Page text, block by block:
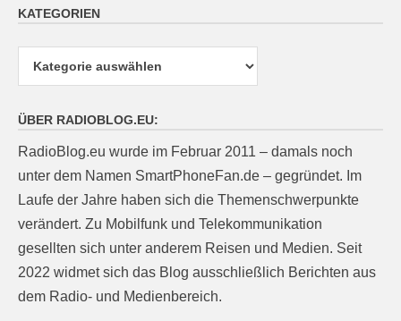
KATEGORIEN
ÜBER RADIOBLOG.EU:
RadioBlog.eu wurde im Februar 2011 – damals noch
unter dem Namen SmartPhoneFan.de – gegründet. Im
Laufe der Jahre haben sich die Themenschwerpunkte
verändert. Zu Mobilfunk und Telekommunikation
gesellten sich unter anderem Reisen und Medien. Seit
2022 widmet sich das Blog ausschließlich Berichten aus
dem Radio- und Medienbereich.